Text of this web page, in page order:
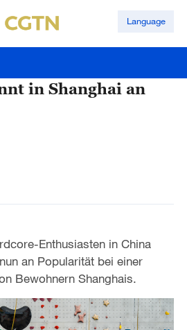
Language
in Shanghai an
Enthusiasten in China
an Popularität bei einer
Bewohnern Shanghais.